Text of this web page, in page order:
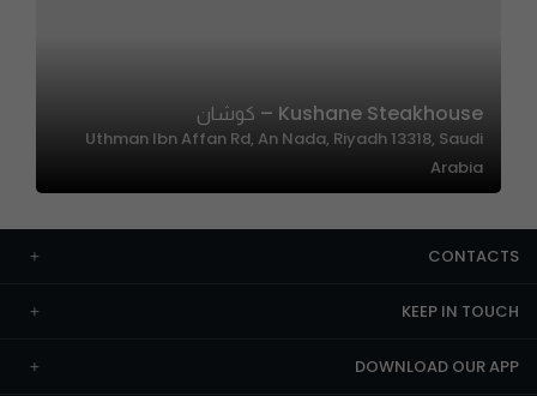
Kushane Steakhouse – كوشان
Uthman Ibn Affan Rd, An Nada, Riyadh 13318, Saudi
Arabia
CONTACTS
KEEP IN TOUCH
DOWNLOAD OUR APP